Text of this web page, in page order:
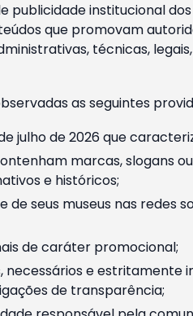
publicidade institucional
que promovam
técnicas,
as seguintes
de 2026 que
marcas, slogans
e históricos;
seus museus nas redes
de caráter promocional;
e
de transparência;